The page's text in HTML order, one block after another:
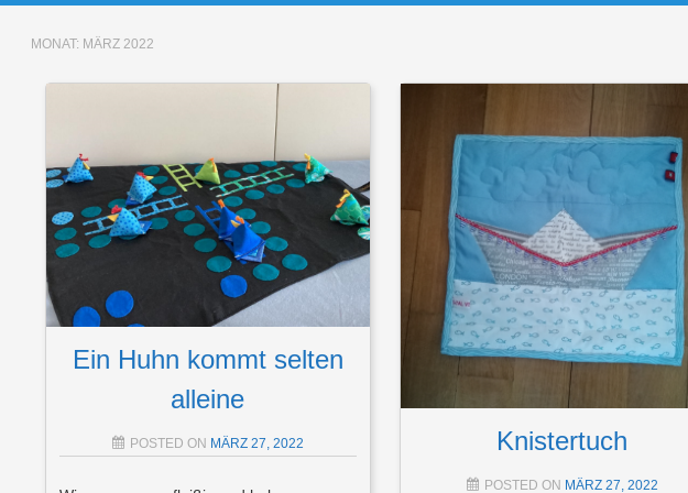
MONAT: MÄRZ 2022
Ein Huhn kommt selten
alleine
POSTED ON MÄRZ 27, 2022 Knistertuch
POSTED ON MÄRZ 27, 2022